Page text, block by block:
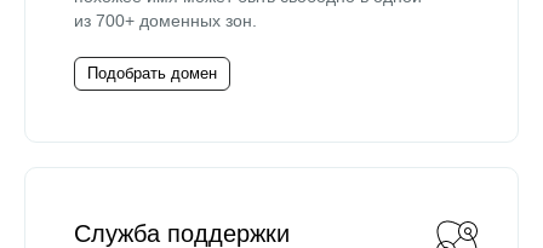
из 700+ доменных зон.
Подобрать домен
Служба поддержки